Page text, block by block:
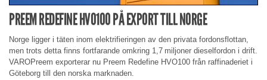
PREEM REDEFINE HVO100 PÅ EXPORT TILL NORGE
Norge ligger i täten inom elektrifieringen av den privata fordonsflottan,
men trots detta finns fortfarande omkring 1,7 miljoner dieselfordon i drift.
VAROPreem exporterar nu Preem Redefine HVO100 från raffinaderiet i
Göteborg till den norska marknaden.